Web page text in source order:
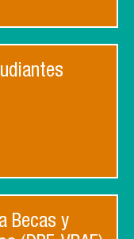
Becas y